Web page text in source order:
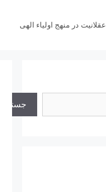
عقلانیت در منهج اولیاء الهی
جستجو